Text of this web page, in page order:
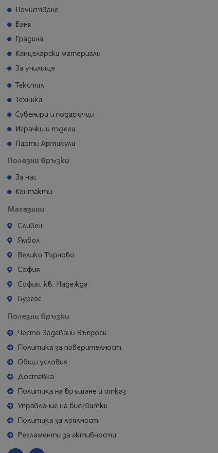
Почистване
Баня
Градина
Канцеларски материали
За училище
Текстил
Техника
Сувенири и подаръчци
Играчки и пъзели
Парти Артикули
Полезни връзки
За нас
Контакти
Магазини
Сливен
Ямбол
Велико Търново
София
София, кв. Надежда
Бургас
Полезни връзки
Често Задавани Въпроси
Политика за поверителност
Общи условия
Доставка
Политика на връщане и отказ
Управление на бисквитки
Политика за лоялност
Регламенти за активности